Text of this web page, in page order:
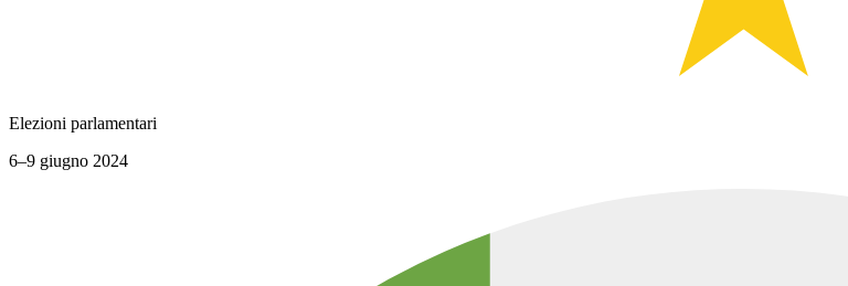
Elezioni parlamentari
6–9 giugno 2024